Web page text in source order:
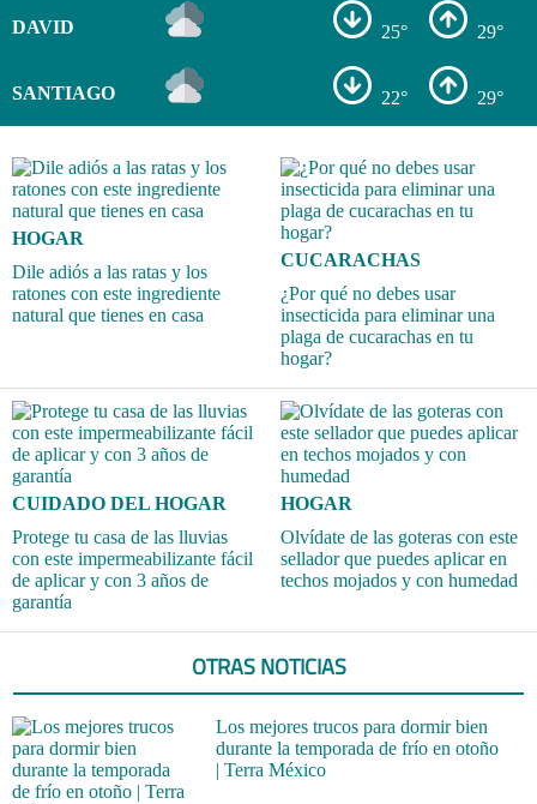
DAVID 25° 29°
SANTIAGO 22° 29°
HOGAR
Dile adiós a las ratas y los
ratones con este ingrediente
natural que tienes en casa
CUCARACHAS
¿Por qué no debes usar
insecticida para eliminar una
plaga de cucarachas en tu
hogar?
CUIDADO DEL HOGAR
Protege tu casa de las lluvias
con este impermeabilizante fácil
de aplicar y con 3 años de
garantía
HOGAR
Olvídate de las goteras con este
sellador que puedes aplicar en
techos mojados y con humedad
OTRAS NOTICIAS
Los mejores trucos para dormir bien
durante la temporada de frío en otoño
| Terra México